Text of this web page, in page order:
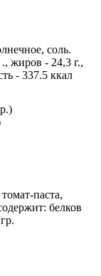
соль.
жиров - 24,3 г.,
- 337.5 ккал
паста,
белков